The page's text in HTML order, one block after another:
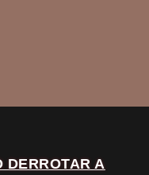
DERROTAR A